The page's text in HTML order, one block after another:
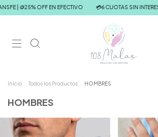
OFF EN EFECTIVO 💳6 CUOTAS SIN INTERES | 💳9
Inicio Todos los Productos HOMBRES
HOMBRES